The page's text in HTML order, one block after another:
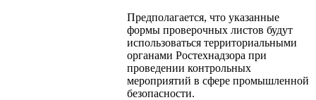
Предполагается, что указанные
формы проверочных листов будут
использоваться территориальными
органами Ростехнадзора при
проведении контрольных
мероприятий в сфере промышленной
безопасности.